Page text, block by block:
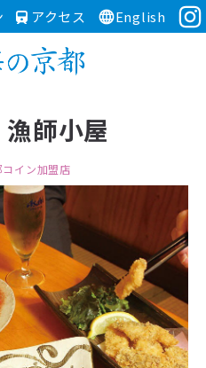
アクセス English
師小屋
イン加盟店